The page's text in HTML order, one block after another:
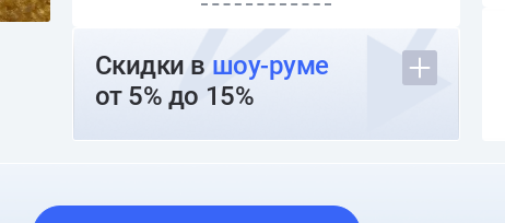
Скидки в шоу-руме
от 5% до 15%